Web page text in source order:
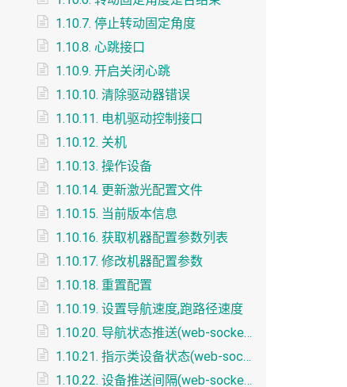
1.10.7. 停止转动固定角度
1.10.8. 心跳接口
1.10.9. 开启关闭心跳
1.10.10. 清除驱动器错误
1.10.11. 电机驱动控制接口
1.10.12. 关机
1.10.13. 操作设备
1.10.14. 更新激光配置文件
1.10.15. 当前版本信息
1.10.16. 获取机器配置参数列表
1.10.17. 修改机器配置参数
1.10.18. 重置配置
1.10.19. 设置导航速度,跑路径速度
1.10.20. 导航状态推送(web-socket)
1.10.21. 指示类设备状态(web-socket)
1.10.22. 设备推送间隔(web-socket)